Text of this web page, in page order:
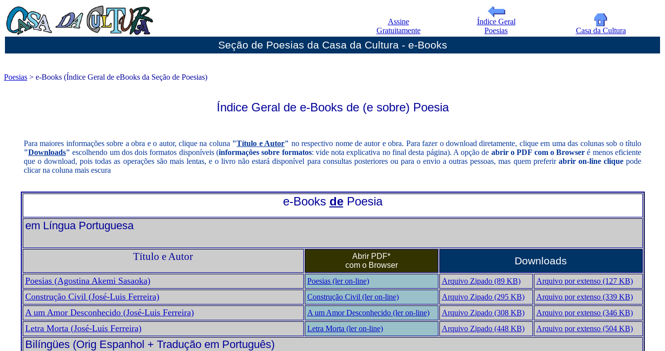
Assine
Gratuitamente
Índice Geral
Poesias
Casa da Cultura
Seção de Poesias da Casa da Cultura - e-Books
Poesias > e-Books (Índice Geral de eBooks da Seção de Poesias)
Índice Geral de e-Books de (e sobre) Poesia
Para maiores informações sobre a obra e o autor, clique na coluna "Título e Autor" no respectivo nome de autor e obra. Para fazer o download diretamente, clique em uma das colunas sob o título
"Downloads" escolhendo um dos dois formatos disponíveis (informações sobre formatos: vide nota explicativa no final desta página). A opção de abrir o PDF com o Browser é menos eficiente
que o download, pois todas as operações são mais lentas, e o livro não estará disponível para consultas posteriores ou para o envio a outras pessoas, mas quem preferir abrir on-line cliquepode
clicar na coluna mais escura
e-Books dePoesia
em Língua Portuguesa
Título e Autor
Abrir PDF*
com o Browser
Downloads
Poesias (Agostina Akemi Sasaoka) Poesias (ler on-line) Arquivo Zipado (89 KB) Arquivo por extenso (127 KB)
Construção Civil (José-Luis Ferreira) Construção Civil (ler on-line) Arquivo Zipado (295 KB) Arquivo por extenso (339 KB)
A um Amor Desconhecido (José-Luis Ferreira) A um Amor Desconhecido (ler on-line) Arquivo Zipado (308 KB) Arquivo por extenso (346 KB)
Letra Morta (José-Luis Ferreira) Letra Morta (ler on-line) Arquivo Zipado (448 KB) Arquivo por extenso (504 KB)
Bilíngües (Orig Espanhol + Tradução em Português)